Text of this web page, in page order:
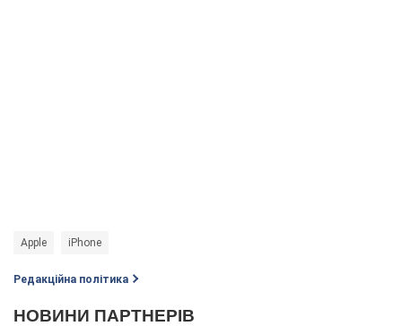
Apple iPhone
Редакційна політика